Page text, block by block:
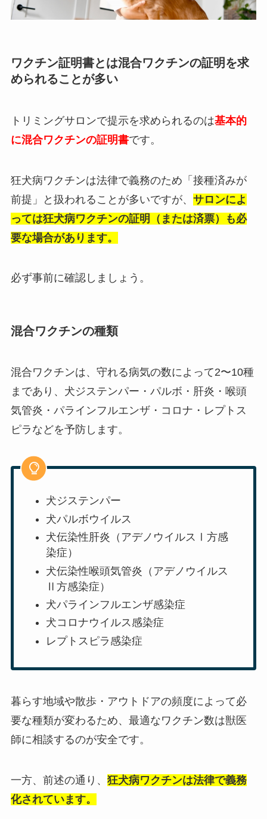
ワクチン証明書とは混合ワクチンの証明を求
められることが多い
トリミングサロンで提示を求められるのは基本的
に混合ワクチンの証明書です。
狂犬病ワクチンは法律で義務のため「接種済みが
前提」と扱われることが多いですが、 サロンによ
っては狂犬病ワクチンの証明（または済票）も必
要な場合があります。
必ず事前に確認しましょう。
混合ワクチンの種類
混合ワクチンは、守れる病気の数によって2〜10種
まであり、犬ジステンパー・パルボ・肝炎・喉頭
気管炎・パラインフルエンザ・コロナ・レプトス
ピラなどを予防します。
犬ジステンパー
犬パルボウイルス
犬伝染性肝炎（アデノウイルスⅠ方感
染症）
犬伝染性喉頭気管炎（アデノウイルス
Ⅱ方感染症）
犬パラインフルエンザ感染症
犬コロナウイルス感染症
レプトスピラ感染症
暮らす地域や散歩・アウトドアの頻度によって必
要な種類が変わるため、最適なワクチン数は獣医
師に相談するのが安全です。
一方、前述の通り、 狂犬病ワクチンは法律で義務
化されています。